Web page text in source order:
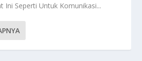
Ini Seperti Untuk Komunikasi...